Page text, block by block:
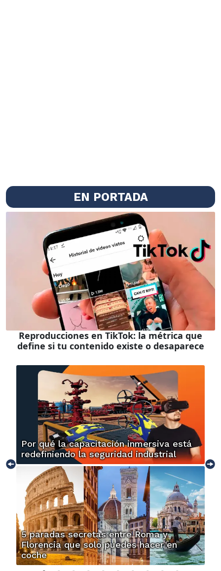
EN PORTADA
Reproducciones en TikTok: la métrica que
define si tu contenido existe o desaparece
Por qué la capacitación inmersiva está
redefiniendo la seguridad industrial
5 paradas secretas entre Roma y
Florencia que solo puedes hacer en
coche